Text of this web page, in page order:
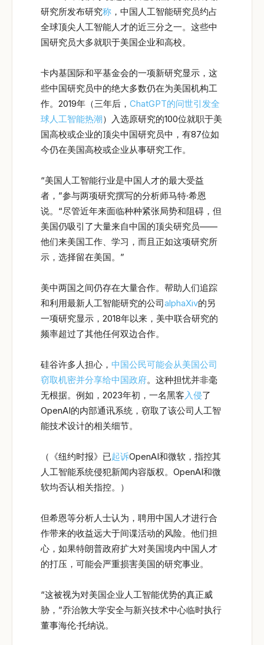
研究所发布研究称 ，中国人工智能研究员约占
全球顶尖人工智能人才的近三分之一。这些中
国研究员大多就职于美国企业和高校。
卡内基国际和平基金会的一项新研究显示，这
些中国研究员中的绝大多数仍在为美国机构工
作。2019年（三年后， ChatGPT的问世引发全
球人工智能热潮）入选原研究的100位就职于美
国高校或企业的顶尖中国研究员中，有87位如
今仍在美国高校或企业从事研究工作。
“美国人工智能行业是中国人才的最大受益
者，”参与两项研究撰写的分析师马特·希恩
说。“尽管近年来面临种种紧张局势和阻碍，但
美国仍吸引了大量来自中国的顶尖研究员——
他们来美国工作、学习，而且正如这项研究所
示，选择留在美国。”
美中两国之间仍存在大量合作。帮助人们追踪
和利用最新人工智能研究的公司alphaXiv的另
一项研究显示，2018年以来，美中联合研究的
频率超过了其他任何双边合作。
硅谷许多人担心， 中国公民可能会从美国公司
窃取机密并分享给中国政府。这种担忧并非毫
无根据。例如，2023年初，一名黑客 入侵了
OpenAI的内部通讯系统，窃取了该公司人工智
能技术设计的相关细节。
（《纽约时报》已起诉OpenAI和微软，指控其
人工智能系统侵犯新闻内容版权。OpenAI和微
软均否认相关指控。）
但希恩等分析人士认为，聘用中国人才进行合
作带来的收益远大于间谍活动的风险。他们担
心，如果特朗普政府扩大对美国境内中国人才
的打压，可能会严重损害美国的研究事业。
“这被视为对美国企业人工智能优势的真正威
胁，”乔治敦大学安全与新兴技术中心临时执行
董事海伦·托纳说。